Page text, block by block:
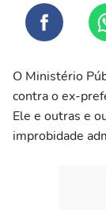
O Ministério
contra o ex-
Ele e outras e
improbidade